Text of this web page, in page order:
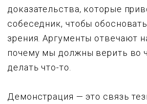
доказательства, которые
собеседник, чтобы
зрения. Аргументы отвечают
почему мы должны верить во
делать что-то.
Демонстрация — это связь